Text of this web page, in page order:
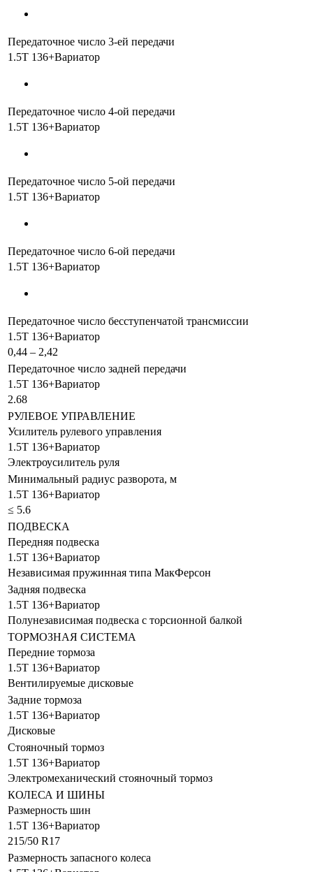
Передаточное число 3-ей передачи
1.5T 136+Вариатор
Передаточное число 4-ой передачи
1.5T 136+Вариатор
Передаточное число 5-ой передачи
1.5T 136+Вариатор
Передаточное число 6-ой передачи
1.5T 136+Вариатор
Передаточное число бесступенчатой трансмиссии
1.5T 136+Вариатор
0,44 – 2,42
Передаточное число задней передачи
1.5T 136+Вариатор
2.68
РУЛЕВОЕ УПРАВЛЕНИЕ
Усилитель рулевого управления
1.5T 136+Вариатор
Электроусилитель руля
Минимальный радиус разворота, м
1.5T 136+Вариатор
≤ 5.6
ПОДВЕСКА
Передняя подвеска
1.5T 136+Вариатор
Независимая пружинная типа МакФерсон
Задняя подвеска
1.5T 136+Вариатор
Полунезависимая подвеска с торсионной балкой
ТОРМОЗНАЯ СИСТЕМА
Передние тормоза
1.5T 136+Вариатор
Вентилируемые дисковые
Задние тормоза
1.5T 136+Вариатор
Дисковые
Стояночный тормоз
1.5T 136+Вариатор
Электромеханический стояночный тормоз
КОЛЕСА И ШИНЫ
Размерность шин
1.5T 136+Вариатор
215/50 R17
Размерность запасного колеса